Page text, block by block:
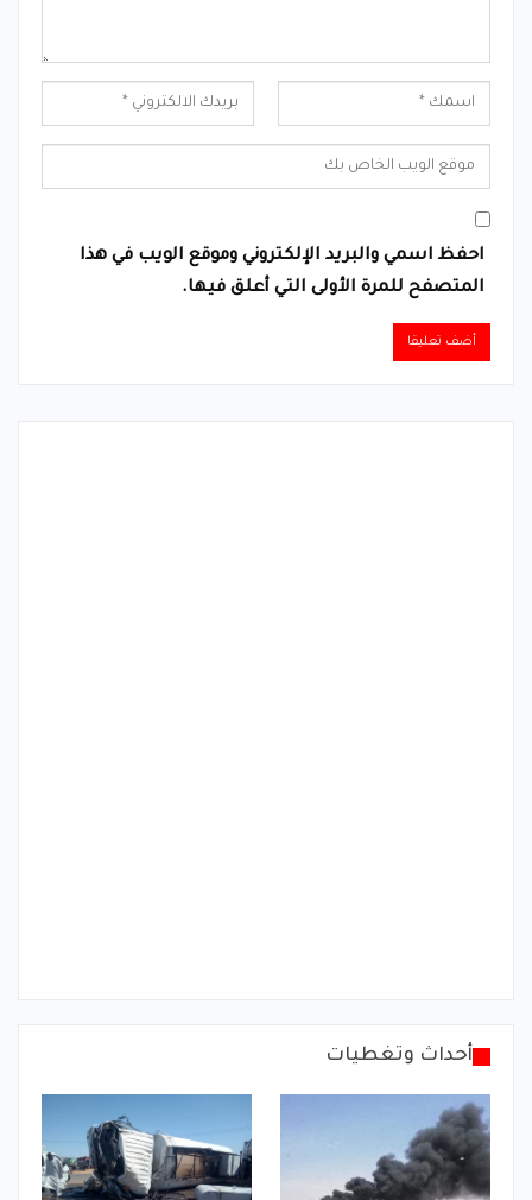
احفظ اسمي والبريد الإلكتروني وموقع الويب في هذا
المتصفح للمرة الأولى التي أعلق فيها.
أحداث وتغطيات